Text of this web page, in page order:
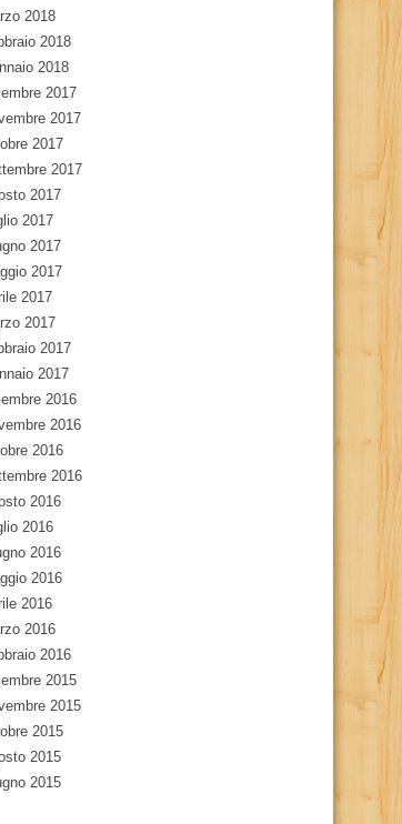
2018
2018
2018
2017
2017
2017
2017
2017
2017
2017
2017
2017
2017
2017
2017
2016
2016
2016
2016
2016
2016
2016
2016
2016
2016
2016
2015
2015
2015
2015
2015